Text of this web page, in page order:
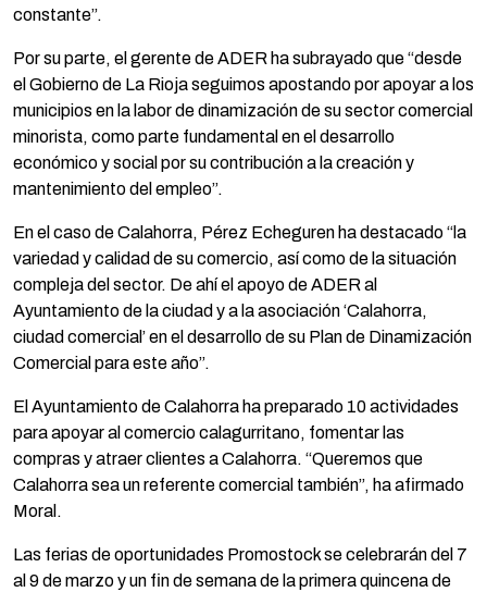
constante”.
Por su parte, el gerente de ADER ha subrayado que “desde
el Gobierno de La Rioja seguimos apostando por apoyar a los
municipios en la labor de dinamización de su sector comercial
minorista, como parte fundamental en el desarrollo
económico y social por su contribución a la creación y
mantenimiento del empleo”.
En el caso de Calahorra, Pérez Echeguren ha destacado “la
variedad y calidad de su comercio, así como de la situación
compleja del sector. De ahí el apoyo de ADER al
Ayuntamiento de la ciudad y a la asociación ‘Calahorra,
ciudad comercial’ en el desarrollo de su Plan de Dinamización
Comercial para este año”.
El Ayuntamiento de Calahorra ha preparado 10 actividades
para apoyar al comercio calagurritano, fomentar las
compras y atraer clientes a Calahorra. “Queremos que
Calahorra sea un referente comercial también”, ha afirmado
Moral.
Las ferias de oportunidades Promostock se celebrarán del 7
al 9 de marzo y un fin de semana de la primera quincena de